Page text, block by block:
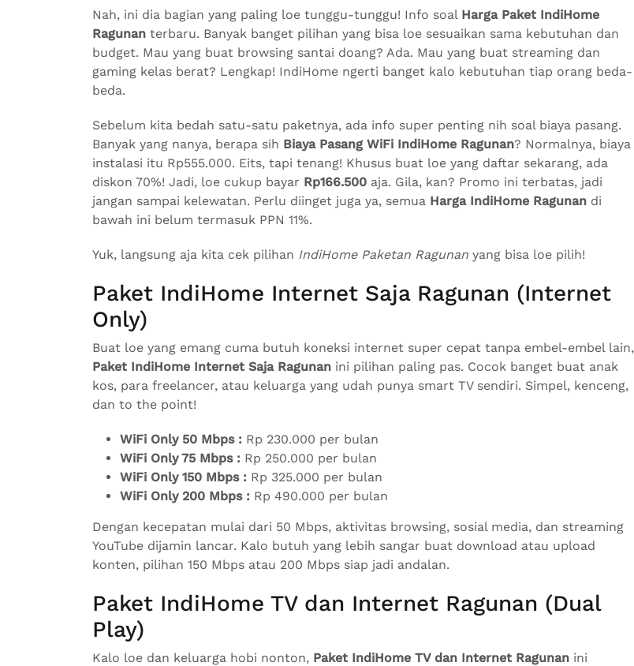
Nah, ini dia bagian yang paling loe tunggu-tunggu! Info soal Harga Paket IndiHome
Ragunan terbaru. Banyak banget pilihan yang bisa loe sesuaikan sama kebutuhan dan
budget. Mau yang buat browsing santai doang? Ada. Mau yang buat streaming dan
gaming kelas berat? Lengkap! IndiHome ngerti banget kalo kebutuhan tiap orang beda-
beda.
Sebelum kita bedah satu-satu paketnya, ada info super penting nih soal biaya pasang.
Banyak yang nanya, berapa sih Biaya Pasang WiFi IndiHome Ragunan? Normalnya, biaya
instalasi itu Rp555.000. Eits, tapi tenang! Khusus buat loe yang daftar sekarang, ada
diskon 70%! Jadi, loe cukup bayar Rp166.500 aja. Gila, kan? Promo ini terbatas, jadi
jangan sampai kelewatan. Perlu diinget juga ya, semua Harga IndiHome Ragunan di
bawah ini belum termasuk PPN 11%.
Yuk, langsung aja kita cek pilihan IndiHome Paketan Ragunan yang bisa loe pilih!
Paket IndiHome Internet Saja Ragunan (Internet
Only)
Buat loe yang emang cuma butuh koneksi internet super cepat tanpa embel-embel lain,
Paket IndiHome Internet Saja Ragunan ini pilihan paling pas. Cocok banget buat anak
kos, para freelancer, atau keluarga yang udah punya smart TV sendiri. Simpel, kenceng,
dan to the point!
WiFi Only 50 Mbps : Rp 230.000 per bulan
WiFi Only 75 Mbps : Rp 250.000 per bulan
WiFi Only 150 Mbps : Rp 325.000 per bulan
WiFi Only 200 Mbps : Rp 490.000 per bulan
Dengan kecepatan mulai dari 50 Mbps, aktivitas browsing, sosial media, dan streaming
YouTube dijamin lancar. Kalo butuh yang lebih sangar buat download atau upload
konten, pilihan 150 Mbps atau 200 Mbps siap jadi andalan.
Paket IndiHome TV dan Internet Ragunan (Dual
Play)
Kalo loe dan keluarga hobi nonton, Paket IndiHome TV dan Internet Ragunan ini